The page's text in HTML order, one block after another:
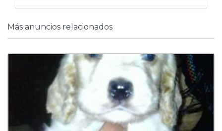
Más anuncios relacionados